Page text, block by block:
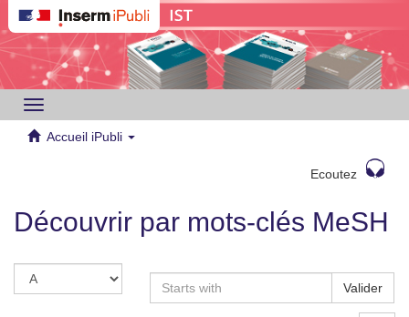
Toggle
navigation
Accueil iPubli
Ecoutez
Découvrir par mots-clés MeSH
Valider